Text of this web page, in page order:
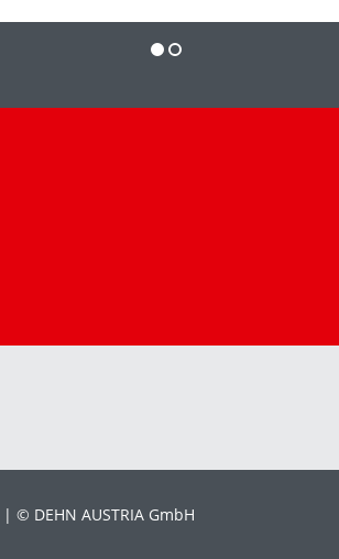
© DEHN AUSTRIA GmbH